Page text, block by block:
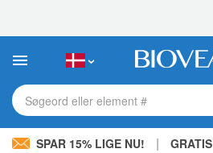
websted
Søgeord eller element #
SPAR 15% LIGE NU! | GRATIS